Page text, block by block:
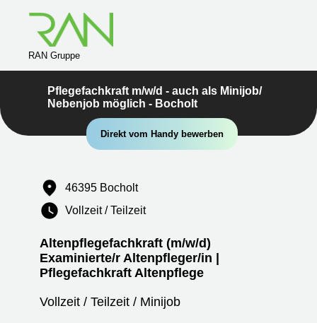
RAN Gruppe
Pflegefachkraft m/w/d - auch als Minijob/
Nebenjob möglich - Bocholt
Direkt vom Handy bewerben
46395 Bocholt
Vollzeit / Teilzeit
Altenpflegefachkraft (m/w/d)
Examinierte/r Altenpfleger/in |
Pflegefachkraft Altenpflege
Vollzeit / Teilzeit / Minijob